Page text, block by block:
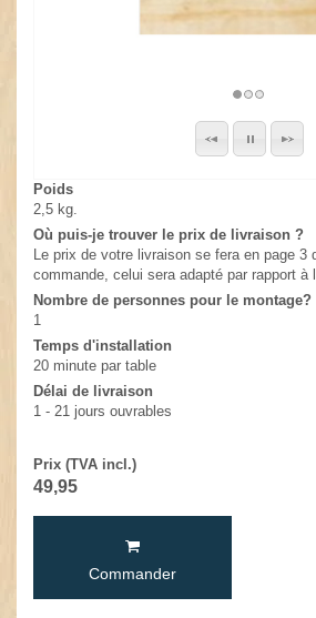
Poids
2,5 kg.
Où puis-je trouver le prix de livraison ?
Le prix de votre livraison se fera en page 3
commande, celui sera adapté par rapport à
Nombre de personnes pour le montage?
1
Temps d'installation
20 minute par table
Délai de livraison
1 - 21 jours ouvrables
Prix (TVA incl.)
49,95
Commander